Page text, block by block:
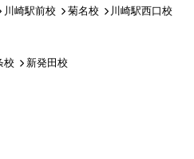
川崎駅前校 菊名校 川崎駅西口校
校 新発田校